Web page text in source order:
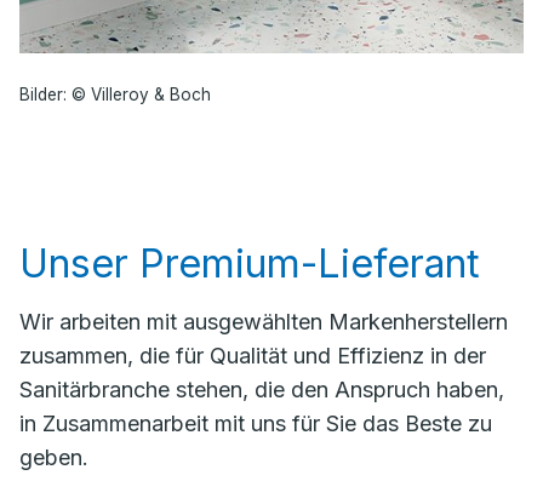
Bilder: © Villeroy & Boch
Unser Premium-Lieferant
Wir arbeiten mit ausgewählten Markenherstellern
zusammen, die für Qualität und Effizienz in der
Sanitärbranche stehen, die den Anspruch haben,
in Zusammenarbeit mit uns für Sie das Beste zu
geben.